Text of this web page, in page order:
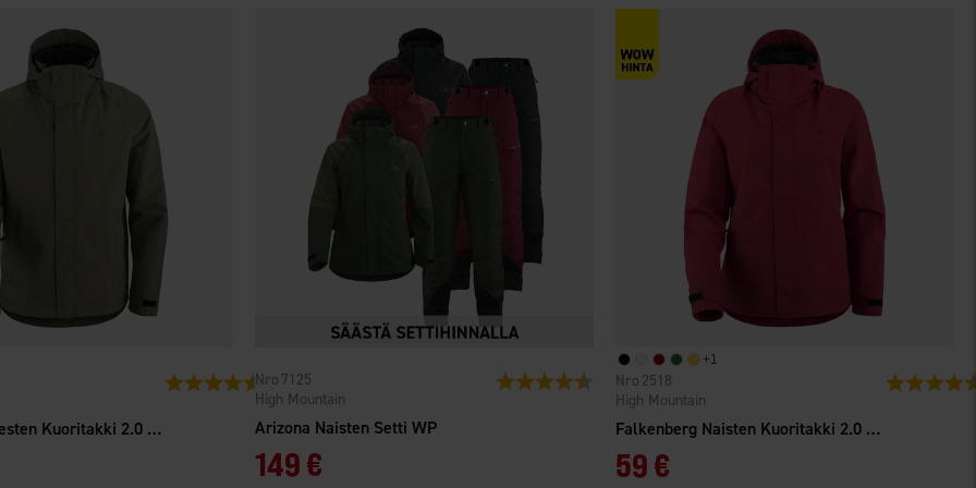
Falkenberg Miesten Kuoritakki 2.0 WP
Arvio: 4.4 5:sta tähdestä
Arizona Naisten Setti WP
High Mountain
7125
149 €
Arvio: 4.5 5:sta tähdestä
+1
Falkenberg Naisten Kuoritakki 2.0 WP
High Mountain
2518
59 €
Arvio: